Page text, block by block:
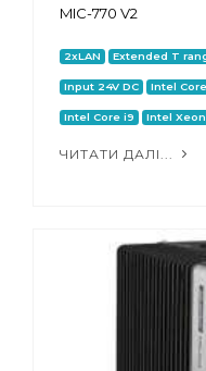
MIC-770 V2
2xLAN Extended T
Input 24V DC Intel
Intel Core i9 Intel Xeon
ЧИТАТИ ДАЛІ...